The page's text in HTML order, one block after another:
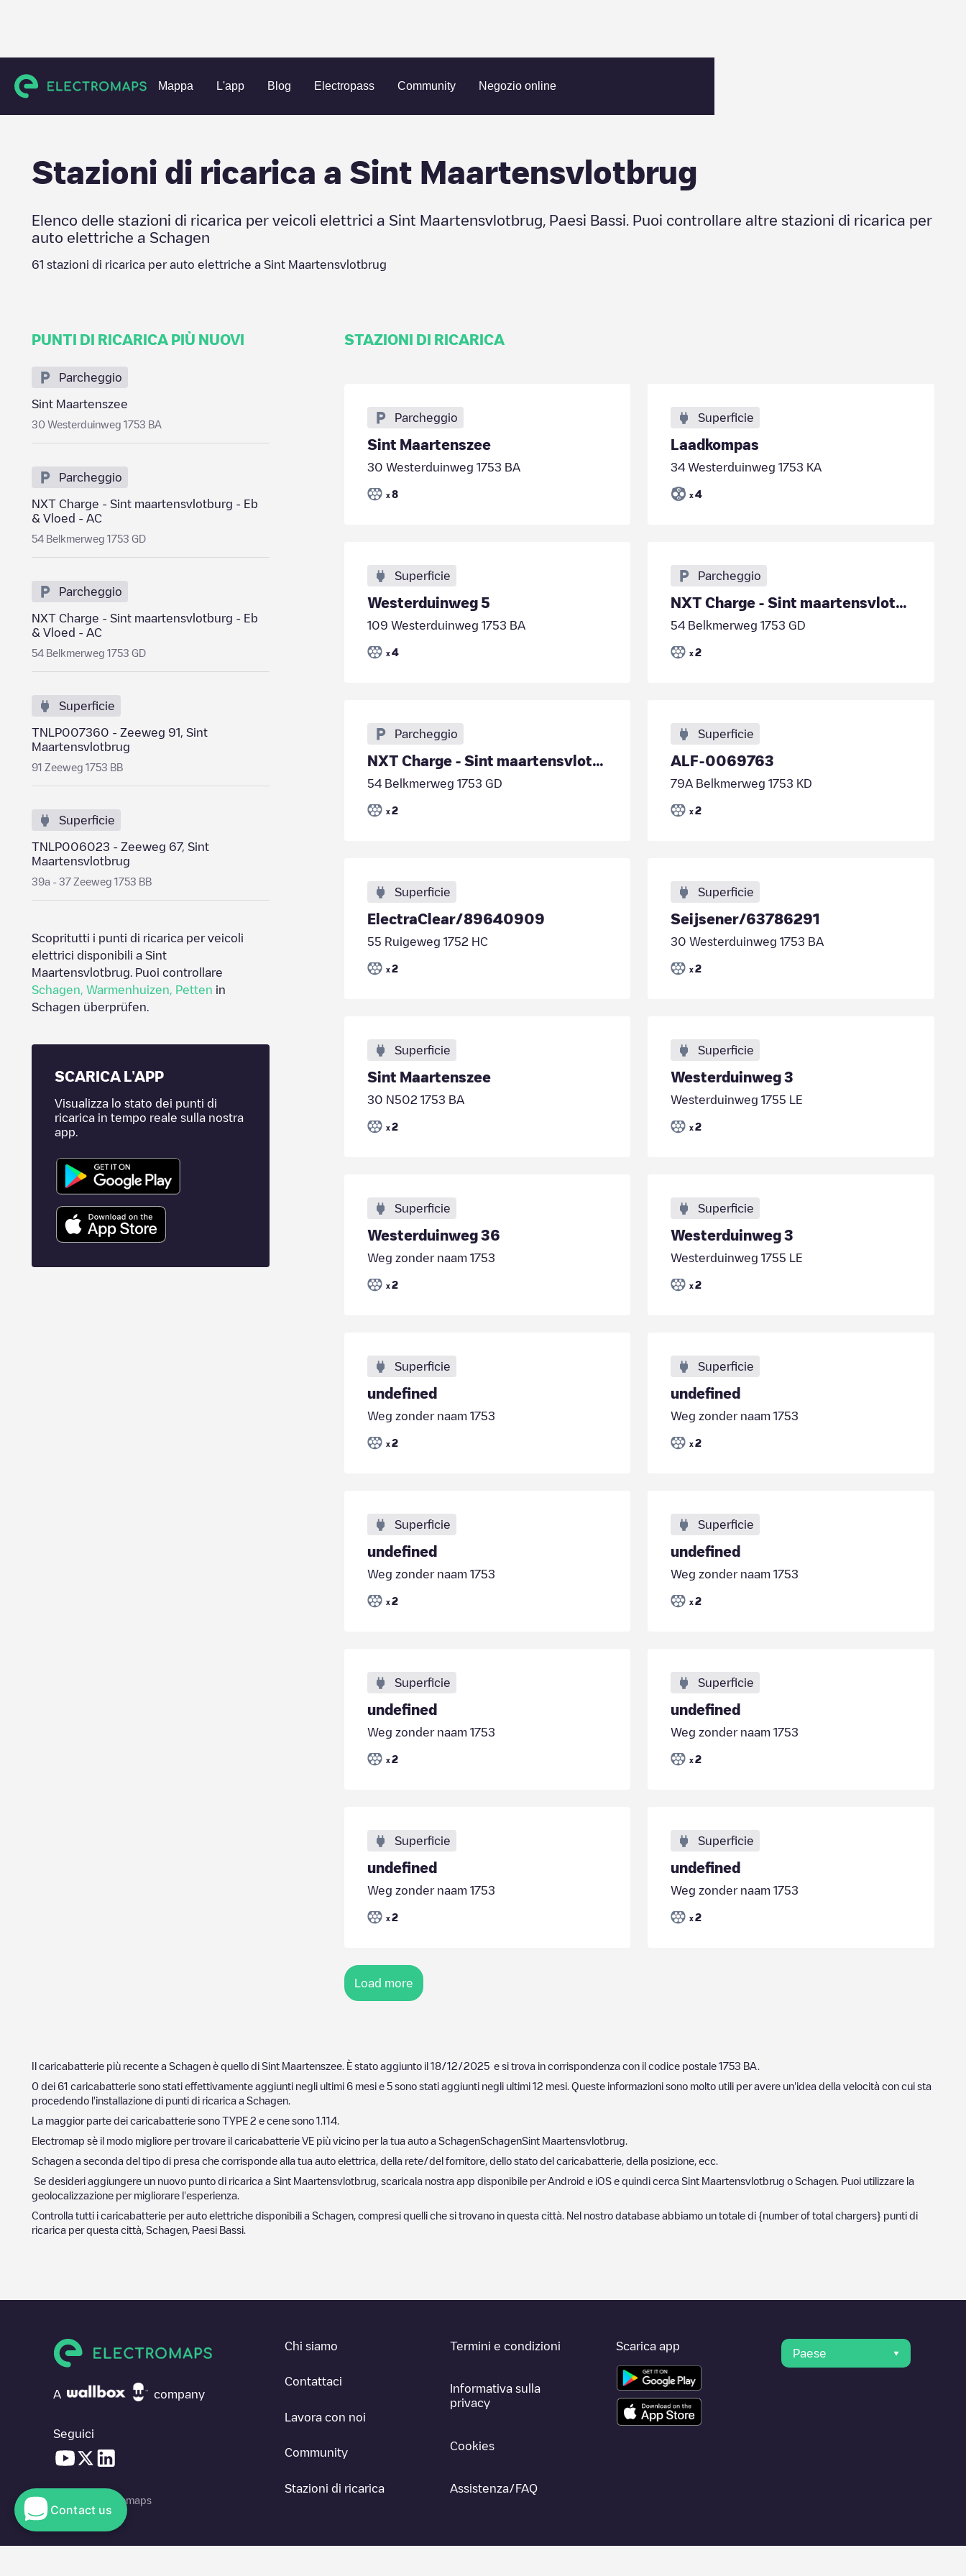
Mappa L'app Blog Electropass Community Negozio online
Charging stations Paesi Bassi Schagen Sint Maartensvlotbrug
Stazioni di ricarica a Sint Maartensvlotbrug
Elenco delle stazioni di ricarica per veicoli elettrici a Sint Maartensvlotbrug Paesi Bassi . Puoi controllare altre stazioni di ricarica per
auto elettriche a Schagen
61 stazioni di ricarica per auto elettriche a Sint Maartensvlotbrug
PUNTI DI RICARICA PIÙ NUOVI
Parcheggio
Sint Maartenszee
30 Westerduinweg 1753 BA
Parcheggio
NXT Charge - Sint maartensvlotburg - Eb
& Vloed - AC
54 Belkmerweg 1753 GD
Parcheggio
NXT Charge - Sint maartensvlotburg - Eb
& Vloed - AC
54 Belkmerweg 1753 GD
Superficie
TNLP007360 - Zeeweg 91, Sint
Maartensvlotbrug
91 Zeeweg 1753 BB
Superficie
TNLP006023 - Zeeweg 67, Sint
Maartensvlotbrug
39a - 37 Zeeweg 1753 BB
Scopritutti i punti di ricarica per veicoli
elettrici disponibili a Sint
Maartensvlotbrug . Puoi controllare
Schagen Warmenhuizen Petten in
Schagen überprüfen.
SCARICA L'APP
Visualizza lo stato dei punti di
ricarica in tempo reale sulla nostra
app.
STAZIONI DI RICARICA
Parcheggio
Sint Maartenszee
30 Westerduinweg 1753 BA
x 8
Superficie
Laadkompas
34 Westerduinweg 1753 KA
x 4
Superficie
Westerduinweg 5
109 Westerduinweg 1753 BA
x 4
Parcheggio
NXT Charge - Sint maartensvlotburg - Eb & Vloed - AC
54 Belkmerweg 1753 GD
x 2
Parcheggio
NXT Charge - Sint maartensvlotburg - Eb & Vloed - AC
54 Belkmerweg 1753 GD
x 2
Superficie
ALF-0069763
79A Belkmerweg 1753 KD
x 2
Superficie
ElectraClear/89640909
55 Ruigeweg 1752 HC
x 2
Superficie
Seijsener/63786291
30 Westerduinweg 1753 BA
x 2
Superficie
Sint Maartenszee
30 N502 1753 BA
x 2
Superficie
Westerduinweg 3
Westerduinweg 1755 LE
x 2
Superficie
Westerduinweg 36
Weg zonder naam 1753
x 2
Superficie
Westerduinweg 3
Westerduinweg 1755 LE
x 2
Superficie
undefined
Weg zonder naam 1753
x 2
Superficie
undefined
Weg zonder naam 1753
x 2
Superficie
undefined
Weg zonder naam 1753
x 2
Superficie
undefined
Weg zonder naam 1753
x 2
Superficie
undefined
Weg zonder naam 1753
x 2
Superficie
undefined
Weg zonder naam 1753
x 2
Superficie
undefined
Weg zonder naam 1753
x 2
Superficie
undefined
Weg zonder naam 1753
x 2
Load more
Il caricabatterie più recente a Schagen è quello di Sint Maartenszee . È stato aggiunto il 18/12/2025 e si trova in corrispondenza con il codice postale 1753 BA
0 dei 61 caricabatterie sono stati effettivamente aggiunti negli ultimi 6 mesi e 5 sono stati aggiunti negli ultimi 12 mesi. Queste informazioni sono molto utili per avere un'idea della velocità con cui sta
procedendo l'installazione di punti di ricarica a Schagen
La maggior parte dei caricabatterie sono TYPE 2 e cene sono 1.114
Electromap sè il modo migliore per trovare il caricabatterie VE più vicino per la tua auto a SchagenSchagenSint Maartensvlotbrug
Schagen a seconda del tipo di presa che corrisponde alla tua auto elettrica, della rete/del fornitore, dello stato del caricabatterie, della posizione, ecc.
Se desideri aggiungere un nuovo punto di ricarica a Sint Maartensvlotbrug , scaricala nostra app disponibile per Android e iOS e quindi cerca Sint Maartensvlotbrug o Schagen . Puoi utilizzare la
geolocalizzazione per migliorare l'esperienza.
Controlla tutti i caricabatterie per auto elettriche disponibili a Schagen , compresi quelli che si trovano in questa città. Nel nostro database abbiamo un totale di {number of total chargers} punti di
ricarica per questa città, Schagen Paesi Bassi
A company
Seguici
© 2026 Electromaps
Chi siamo
Contattaci
Lavora con noi
Community
Stazioni di ricarica
Termini e condizioni
Informativa sulla
privacy
Cookies
Assistenza/FAQ
Scarica app
Paese
Contact us